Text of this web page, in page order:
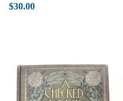
$30.00